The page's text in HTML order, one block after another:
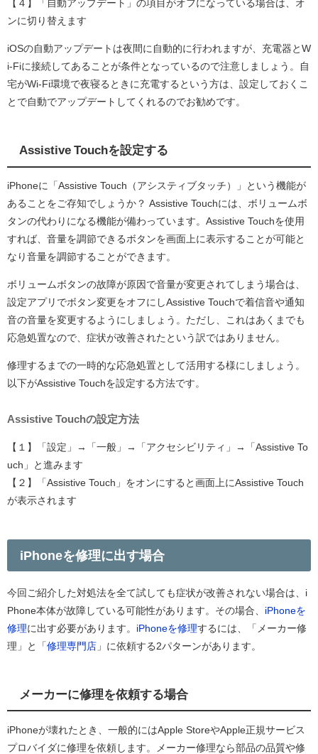
【４】「自動アップデート」の項目がオフになっている場合は、オ
ンに切り替えます
iOSの自動アップデートは夜間に自動的に行われますが、充電器とW
i-Fiに接続してあることが条件となっているので注意しましょう。自
宅がWi-Fi環境で夜寝るときに充電するという方は、設定しておくこ
とで自動でアップデートしてくれるのでお勧めです。
Assistive Touchを設定する
iPhoneに「Assistive Touch（アシスティブタッチ）」という機能が
あることをご存知でしょうか？ Assistive Touchには、ボリュームボ
タンの代わりになる機能が備わっています。Assistive Touchを使用
すれば、音量を調節できるボタンを画面上に表示することが可能と
なり音量を調節することができます。
ボリュームボタンの故障が原因で音量が変更されてしまう場合は、
設定アプリでボタン変更をオフにしAssistive Touchで着信音や通知
音の音量を変更するようにしましょう。ただし、これはあくまでも
応急処置なので、症状が改善されたという訳ではありません。
修理するまでの一時的な応急処置として活用する様にしましょう。
以下がAssistive Touchを設定する方法です。
Assistive Touchの設定方法
【１】「設定」→「一般」→「アクセシビリティ」→「Assistive To
uch」と進みます
【２】「Assistive Touch」をオンにすると画面上にAssistive Touch
が表示されます
iPhoneを修理に出す場合
今回ご紹介した対処法を全て試しても症状が改善されない場合は、i
Phone本体が故障している可能性があります。その場合、 iPhoneを
修理に出す必要があります。 iPhoneを修理するには、「メーカー修
理」と「 修理専門店 」に依頼する2パターンがあります。
メーカーに修理を依頼する場合
iPhoneが壊れたとき、一般的にはApple StoreやApple正規サービス
プロバイダに修理を依頼します。メーカー修理なら部品の品質や修